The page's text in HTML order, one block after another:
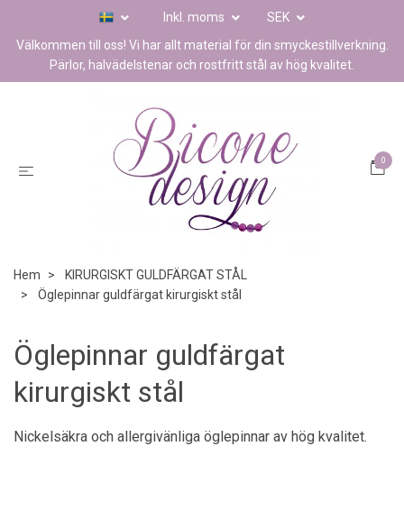
Inkl. moms
SEK
Välkommen till oss! Vi har allt material för din smyckestillverkning.
Pärlor, halvädelstenar och rostfritt stål av hög kvalitet.
0
Hem
KIRURGISKT GULDFÄRGAT STÅL
Öglepinnar guldfärgat kirurgiskt stål
Öglepinnar guldfärgat
kirurgiskt stål
Nickelsäkra och allergivänliga öglepinnar av hög kvalitet.